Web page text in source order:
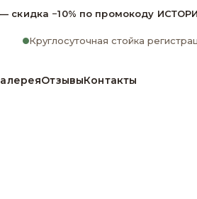
скидка −10% по промокоду
Круглосуточная стойка
ОтзывыКонтакты